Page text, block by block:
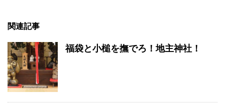
関連記事
福袋と小槌を撫でろ！地主神社！